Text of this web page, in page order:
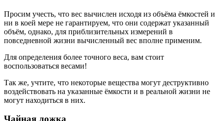
Просим учесть, что вес вычислен исходя из объёма ёмкостей и
ни в коей мере не гарантируем, что они содержат указанный
объём, однако, для приблизительных измерений в
повседневной жизни вычисленный вес вполне применим.
Для определения более точного веса, вам стоит
воспользоваться весами!
Так же, учтите, что некоторые вещества могут деструктивно
воздействовать на указанные ёмкости и в реальной жизни не
могут находиться в них.